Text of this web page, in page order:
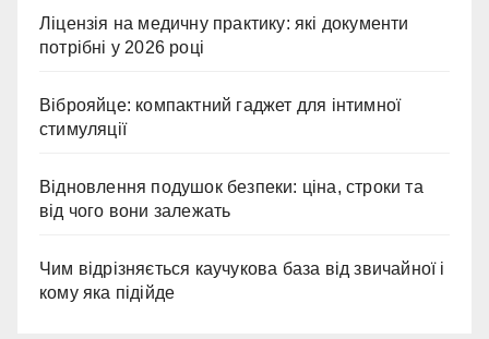
Ліцензія на медичну практику: які документи
потрібні у 2026 році
Віброяйце: компактний гаджет для інтимної
стимуляції
Відновлення подушок безпеки: ціна, строки та
від чого вони залежать
Чим відрізняється каучукова база від звичайної і
кому яка підійде